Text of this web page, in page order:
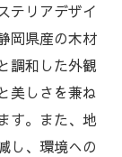
テリアデザイ
岡県産の木材
調和した外観
美しさを兼ね
す。また、地
し、環境への